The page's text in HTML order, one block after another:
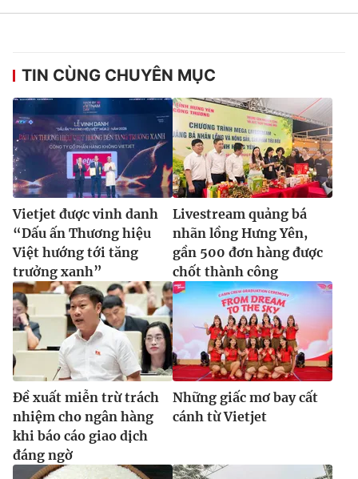
TIN CÙNG CHUYÊN MỤC
Vietjet được vinh danh
“Dấu ấn Thương hiệu
Việt hướng tới tăng
trưởng xanh”
Livestream quảng bá
nhãn lồng Hưng Yên,
gần 500 đơn hàng được
chốt thành công
Đề xuất miễn trừ trách
nhiệm cho ngân hàng
khi báo cáo giao dịch
đáng ngờ
Những giấc mơ bay cất
cánh từ Vietjet